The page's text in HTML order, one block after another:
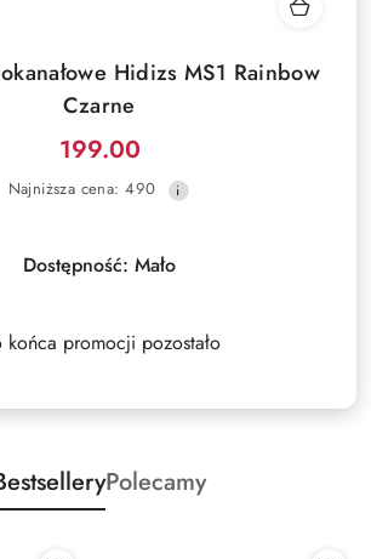
Hidizs MS1 Rainbow
Czarne
Cena
promocyjna:
199.00
Najniższa
30
dni
Najniższa cena: 490
Dostępność: Mało
końca promocji pozostało
Polecamy